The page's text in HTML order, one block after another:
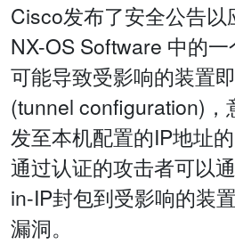
Cisco发布了安全公告
NX-OS Software 中的
可能导致受影响的装置
(tunnel configuration)，
发至本机配置的IP地址
通过认证的攻击者可以
in-IP封包到受影响的装
漏洞。